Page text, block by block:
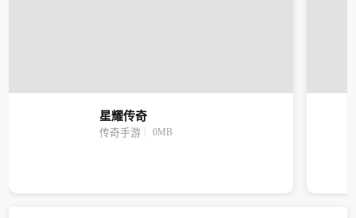
星耀传奇
传奇手游 0MB